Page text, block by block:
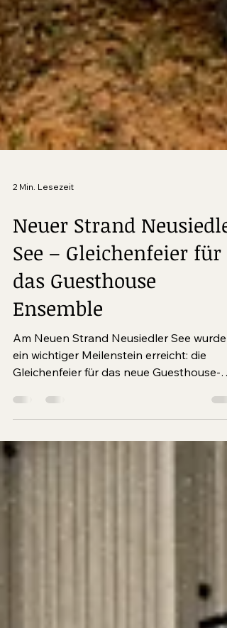
2 Min. Lesezeit
Neuer Strand Neusiedler
See – Gleichenfeier für
das Guesthouse
Ensemble
Am Neuen Strand Neusiedler See wurde
ein wichtiger Meilenstein erreicht: die
Gleichenfeier für das neue Guesthouse-
Ensemble. Nach der Fertigstellung des
Marina-Gebäudes und der Neueröffnung